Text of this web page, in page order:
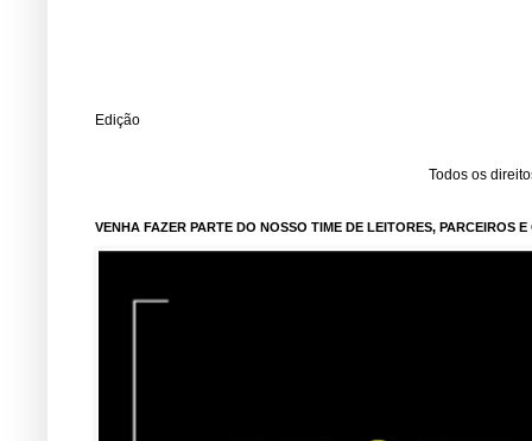
Edição
Todos os
VENHA FAZER PARTE DO NOSSO TIME DE LEITORES, PARCEIROS